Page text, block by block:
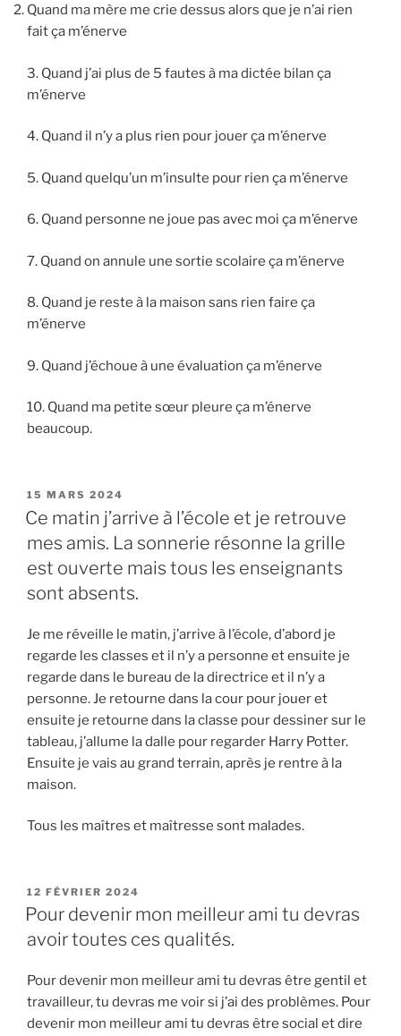
Quand ma mère me crie dessus alors que je n’ai rien
fait ça m’énerve
3. Quand j’ai plus de 5 fautes à ma dictée bilan ça
m’énerve
4. Quand il n’y a plus rien pour jouer ça m’énerve
5. Quand quelqu’un m’insulte pour rien ça m’énerve
6. Quand personne ne joue pas avec moi ça m’énerve
7. Quand on annule une sortie scolaire ça m’énerve
8. Quand je reste à la maison sans rien faire ça
m’énerve
9. Quand j’échoue à une évaluation ça m’énerve
10. Quand ma petite sœur pleure ça m’énerve
beaucoup.
PUBLIÉ
LE
15 MARS 2024
Ce matin j’arrive à l’école et je retrouve
mes amis. La sonnerie résonne la grille
est ouverte mais tous les enseignants
sont absents.
Je me réveille le matin, j’arrive à l’école, d’abord je
regarde les classes et il n’y a personne et ensuite je
regarde dans le bureau de la directrice et il n’y a
personne. Je retourne dans la cour pour jouer et
ensuite je retourne dans la classe pour dessiner sur le
tableau, j’allume la dalle pour regarder Harry Potter.
Ensuite je vais au grand terrain, après je rentre à la
maison.
Tous les maîtres et maîtresse sont malades.
PUBLIÉ
LE
12 FÉVRIER 2024
Pour devenir mon meilleur ami tu devras
avoir toutes ces qualités.
Pour devenir mon meilleur ami tu devras être gentil et
travailleur, tu devras me voir si j’ai des problèmes. Pour
devenir mon meilleur ami tu devras être social et dire